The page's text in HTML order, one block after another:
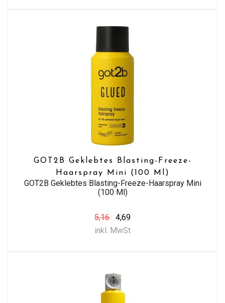
GOT2B Geklebtes Blasting-Freeze-
Haarspray Mini (100 Ml)
GOT2B Geklebtes Blasting-Freeze-Haarspray Mini
(100 Ml)
5,16
4,69
inkl. MwSt